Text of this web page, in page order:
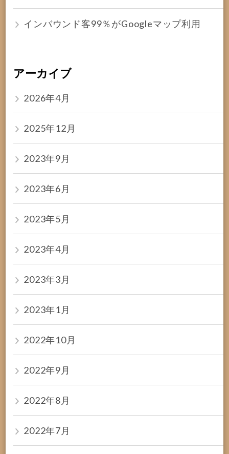
インバウンド客99％がGoogleマップ利用
アーカイブ
2026年4月
2025年12月
2023年9月
2023年6月
2023年5月
2023年4月
2023年3月
2023年1月
2022年10月
2022年9月
2022年8月
2022年7月